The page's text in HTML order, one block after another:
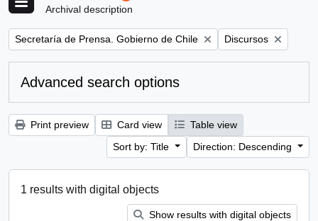
Archival description
Remove filter:
Secretaría de Prensa. Gobierno de Chile Remove filter:
Discursos
Advanced search options
Print preview Card view
Table view
Sort by: Title
Direction: Descending
1 results with digital objects
Show results with digital objects